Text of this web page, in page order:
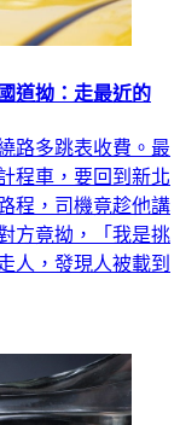
道拗：走最近的
路多跳表收費。最
程車，要回到新北
程，司機竟趁他講
方竟拗，「我是挑
人，發現人被載到